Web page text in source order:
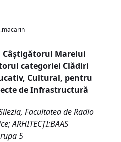
Câștigătorul Marelui
categoriei Clădiri
Cultural, pentru
de Infrastructură
Facultatea de Radio
ARHITECȚI:BAAS
5